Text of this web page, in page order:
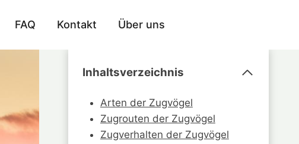
FAQ Kontakt Über uns
Inhaltsverzeichnis
Arten der Zugvögel
Zugrouten der Zugvögel
Zugverhalten der Zugvögel